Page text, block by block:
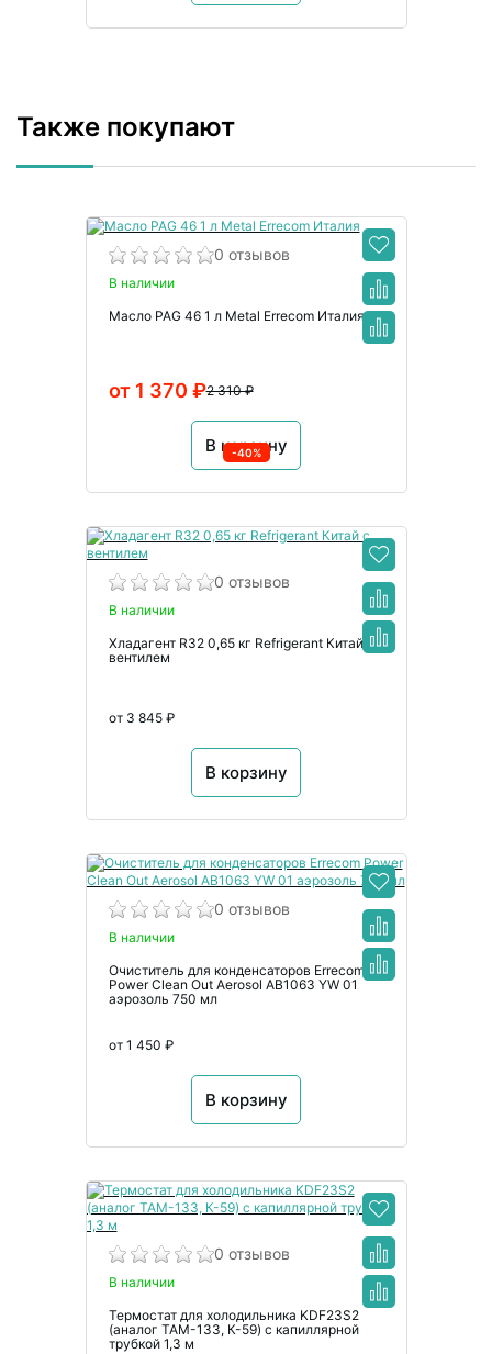
Также покупают
0 отзывов
В наличии
Масло PAG 46 1 л Metal Errecom Италия
2 310 ₽
от 1 370 ₽
В корзину
-40%
0 отзывов
В наличии
Хладагент R32 0,65 кг Refrigerant Китай с
вентилем
от 3 845 ₽
В корзину
0 отзывов
В наличии
Очиститель для конденсаторов Errecom
Power Clean Out Aerosol AB1063 YW 01
аэрозоль 750 мл
от 1 450 ₽
В корзину
0 отзывов
В наличии
Термостат для холодильника KDF23S2
(аналог ТАМ-133, К-59) с капиллярной
трубкой 1,3 м